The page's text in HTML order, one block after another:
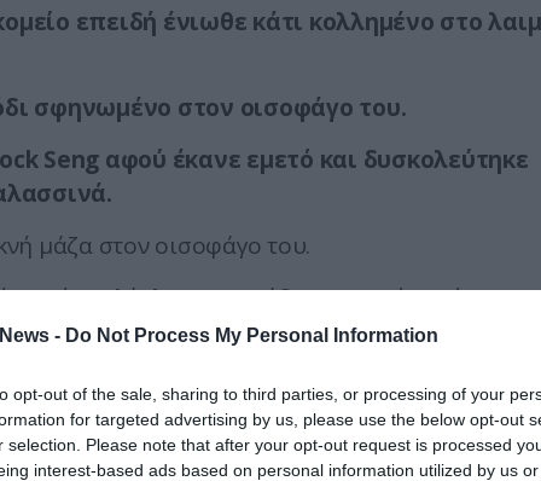
- Do Not Process My Personal Information
opt-out of the sale, sharing to third parties, or processing of your
for targeted advertising by us, please use the below opt-out
selection. Please note that after your opt-out request is processed
interest-based ads based on personal information utilized by us
επειδή ένιωθε κάτι κολλημένο στο
σφηνωμένο στον οισοφάγο του.
Seng αφού έκανε εμετό και δυσκολεύτηκε
μάζα στον οισοφάγο του.
ένα ολόκληρο χταπόδι σφηνωμένο πέντε
και του στομάχου του.
ώθησης», εφαρμόζοντας δύναμη για να